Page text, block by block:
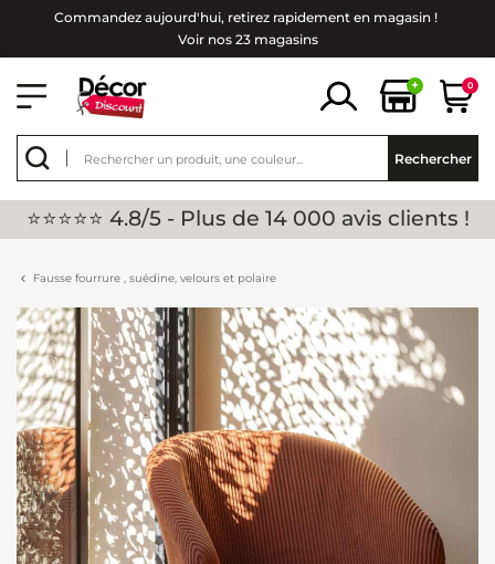
Commandez aujourd'hui, retirez rapidement en magasin !
Voir nos 23 magasins
+ 0
Rechercher
⭐⭐⭐⭐⭐ 4.8/5 - Plus de 14 000 avis clients !
Fausse fourrure , suédine, velours et polaire